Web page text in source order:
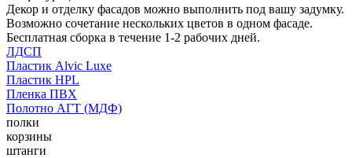
Декор и отделку фасадов можно выполнить под вашу задумку.
Возможно сочетание нескольких цветов в одном фасаде.
Бесплатная сборка в течение 1-2 рабочих дней.
ЛДСП
Пластик Alvic Luxe
Пластик HPL
Пленка ПВХ
Полотно АГТ (МДФ)
полки
корзины
штанги